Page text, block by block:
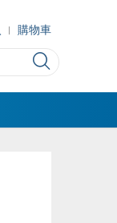
購物車